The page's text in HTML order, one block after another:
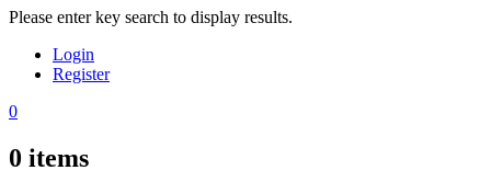
Please enter key search to display results.
Login
Register
0
0 items